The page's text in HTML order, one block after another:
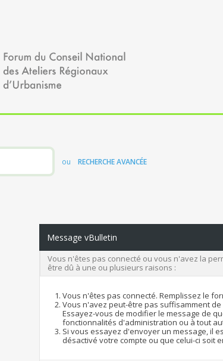
ou RECHERCHE AVANCÉE
Message vBulletin
Vous n'êtes pas connecté ou vous n'avez la
être dû à une ou plusieurs raisons :
Vous n'êtes pas connecté. Remplissez le
Vous n'avez peut-être pas suffisamment
Essayez-vous de modifier le message de
fonctionnalités d'administration ou à tout
Si vous essayez d'envoyer un message, il
désactivé votre compte ou que celui-ci soit